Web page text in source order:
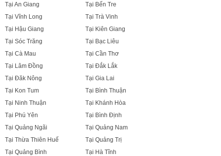
Tại An Giang
Tại Bến Tre
Tại Vĩnh Long
Tại Trà Vinh
Tại Hậu Giang
Tại Kiên Giang
Tại Sóc Trăng
Tại Bạc Liêu
Tại Cà Mau
Tại Cần Thơ
Tại Lâm Đồng
Tại Đắk Lắk
Tại Đăk Nông
Tại Gia Lai
Tại Kon Tum
Tại Bình Thuận
Tại Ninh Thuận
Tại Khánh Hòa
Tại Phú Yên
Tại Bình Định
Tại Quảng Ngãi
Tại Quảng Nam
Tại Thừa Thiên Huế
Tại Quảng Trị
Tại Quảng Bình
Tại Hà Tĩnh